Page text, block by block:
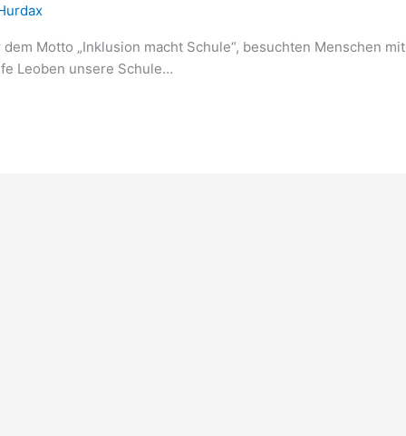
Motto „Inklusion macht Schule“, besuchten Menschen mit
Leoben unsere Schule…